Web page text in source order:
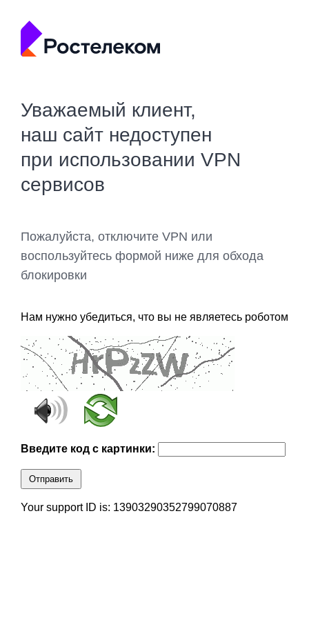
Уважаемый клиент,
наш сайт недоступен
при использовании VPN
сервисов
Пожалуйста, отключите VPN или
воспользуйтесь формой ниже для обхода
блокировки
Нам нужно убедиться, что вы не являетесь роботом
Введите код с картинки:
Отправить
Your support ID is: 13903290352799070887